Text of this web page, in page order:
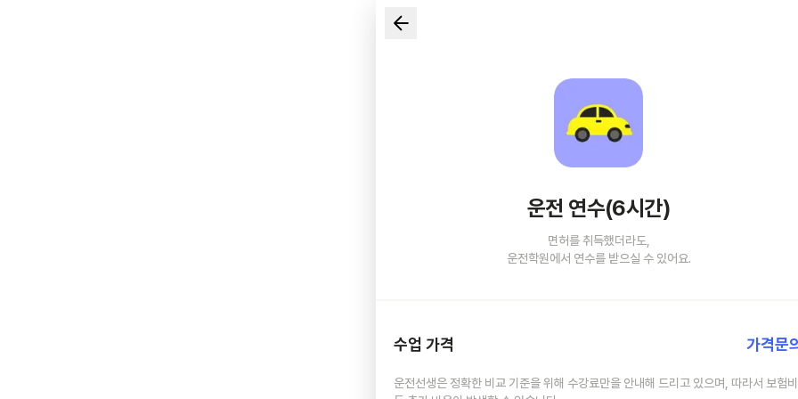
운전 연수(6시간)
면허를 취득했더라도,
운전학원에서 연수를 받으실 수 있어요.
수업 가격 가격문
운전선생은 정확한 비교 기준을 위해 수강료만을 안내해 드리고 있으며, 따라서 보험비